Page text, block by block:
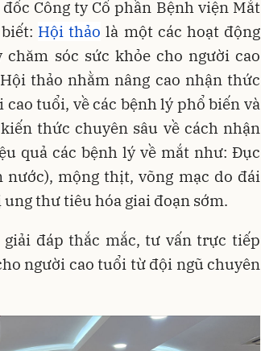
Công ty Cổ phần Bệnh viện Mắt
Hội thảo là một các hoạt động
sóc sức khỏe cho người cao
thảo nhằm nâng cao nhận thức
tuổi, về các bệnh lý phổ biến và
thức chuyên sâu về cách nhận
quả các bệnh lý về mắt như: Đục
mộng thịt, võng mạc do đái
thư tiêu hóa giai đoạn sớm.
đáp thắc mắc, tư vấn trực tiếp
người cao tuổi từ đội ngũ chuyên